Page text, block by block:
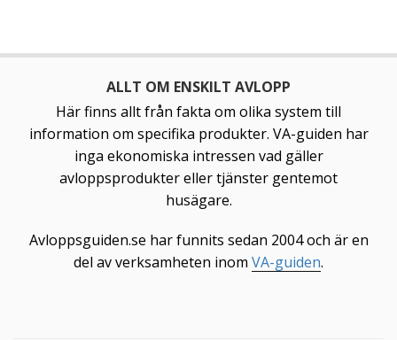
ALLT OM ENSKILT AVLOPP
Här finns allt från fakta om olika system till
information om specifika produkter. VA-guiden har
inga ekonomiska intressen vad gäller
avloppsprodukter eller tjänster gentemot
husägare.
Avloppsguiden.se har funnits sedan 2004 och är en
del av verksamheten inom VA-guiden.